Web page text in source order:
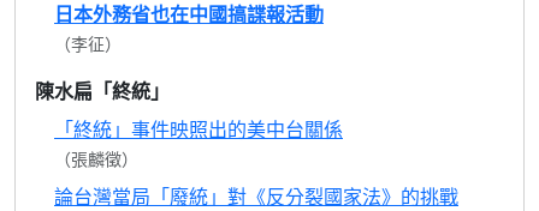
日本外務省也在中國搞諜報活動
（李征）
陳水扁「終統」
「終統」事件映照出的美中台關係
（張麟徵）
論台灣當局「廢統」對《反分裂國家法》的挑戰